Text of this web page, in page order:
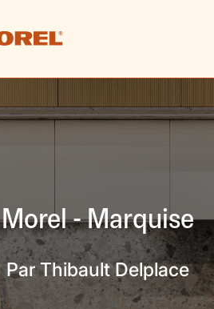
Morel - Marquise
Par Thibault Delplace